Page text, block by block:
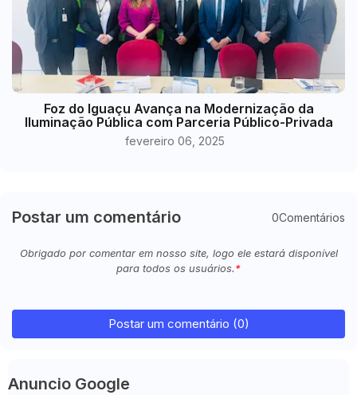
Foz do Iguaçu Avança na Modernização da
Iluminação Pública com Parceria Público-Privada
fevereiro 06, 2025
Postar um comentário 0Comentários
Obrigado por comentar em nosso site, logo ele estará disponível
para todos os usuários.
Postar um comentário (0)
Anuncio Google